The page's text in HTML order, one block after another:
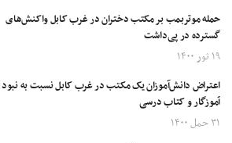
حمله موتربمب بر مکتب دختران در غرب کابل واکنش‌های
گسترده در پی‌داشت
۱۹ ثور ۱۴۰۰
اعتراض دانش‌آموزان یک مکتب در غرب کابل نسبت به نبود
آموزگار و کتاب درسی
۳۱ حمل ۱۴۰۰